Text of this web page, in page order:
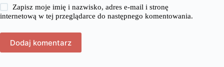
Zapisz moje imię i nazwisko, adres e-mail i stronę
internetową w tej przeglądarce do następnego komentowania.
Dodaj komentarz